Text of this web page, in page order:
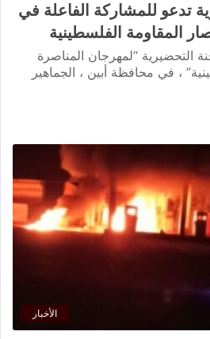
تدعو للمشاركة الفاعلة في
المقاومة الفلسطينية
“لمهرجان المناصرة
، في محافظة أبين ، الجماهير
الأخبار